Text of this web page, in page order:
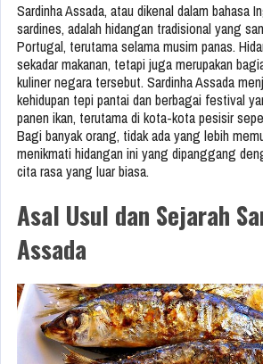
Sardinha Assada, atau dikenal dalam bahasa
sardines, adalah hidangan tradisional yang
Portugal, terutama selama musim panas.
sekadar makanan, tetapi juga merupakan
kuliner negara tersebut. Sardinha Assada
kehidupan tepi pantai dan berbagai festival
panen ikan, terutama di kota-kota pesisir
Bagi banyak orang, tidak ada yang lebih
menikmati hidangan ini yang dipanggang
cita rasa yang luar biasa.
Asal Usul dan Sejarah
Assada